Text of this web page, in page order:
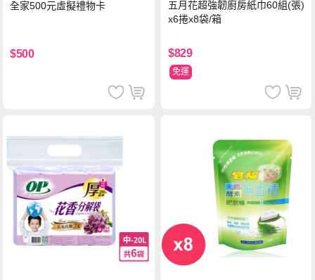
全家500元虛擬禮物卡
$500
五月花超強韌廚房紙巾60組(張)
x6捲x8袋/箱
$829
免運